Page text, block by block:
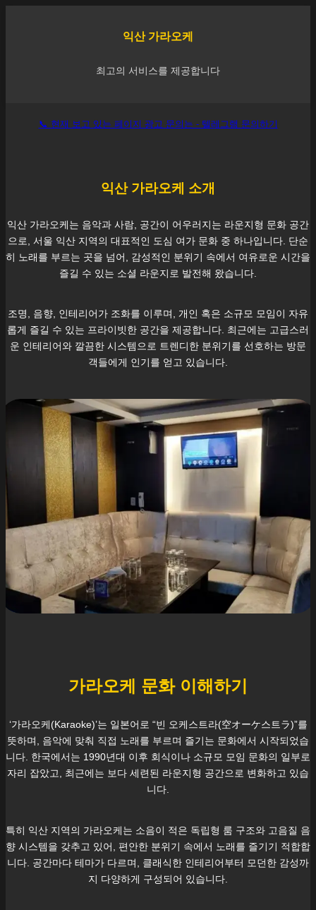
익산 가라오케
최고의 서비스를 제공합니다
📞 현재 보고 있는 페이지 광고 문의는 - 텔레그램 문의하기
익산가라오케 소개
익산 가라오케는 음악과 사람, 공간이 어우러지는 라운지형 문화 공간
으로, 서울 익산 지역의 대표적인 도심 여가 문화 중 하나입니다. 단순
히 노래를 부르는 곳을 넘어, 감성적인 분위기 속에서 여유로운 시간을
즐길 수 있는 소셜 라운지로 발전해 왔습니다.
조명, 음향, 인테리어가 조화를 이루며, 개인 혹은 소규모 모임이 자유
롭게 즐길 수 있는 프라이빗한 공간을 제공합니다. 최근에는 고급스러
운 인테리어와 깔끔한 시스템으로 트렌디한 분위기를 선호하는 방문
객들에게 인기를 얻고 있습니다.
가라오케 문화 이해하기
‘가라오케(Karaoke)’는 일본어로 “빈 오케스트라(空オーケ스트ラ)”를
뜻하며, 음악에 맞춰 직접 노래를 부르며 즐기는 문화에서 시작되었습
니다. 한국에서는 1990년대 이후 회식이나 소규모 모임 문화의 일부로
자리 잡았고, 최근에는 보다 세련된 라운지형 공간으로 변화하고 있습
니다.
특히 익산 지역의 가라오케는 소음이 적은 독립형 룸 구조와 고음질 음
향 시스템을 갖추고 있어, 편안한 분위기 속에서 노래를 즐기기 적합합
니다. 공간마다 테마가 다르며, 클래식한 인테리어부터 모던한 감성까
지 다양하게 구성되어 있습니다.